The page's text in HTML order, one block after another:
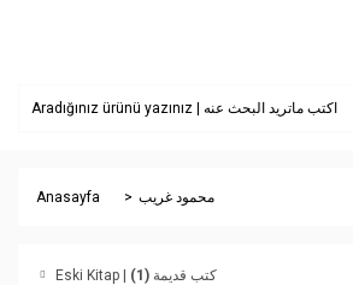
Anasayfa محمود غريب
Eski Kitap | كتب قديمة(1)